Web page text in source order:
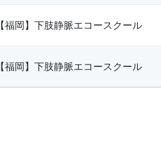
【福岡】下肢静脈エコースクール
【福岡】下肢静脈エコースクール